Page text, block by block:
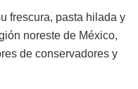
frescura, pasta hilada y
noreste de México,
de conservadores y